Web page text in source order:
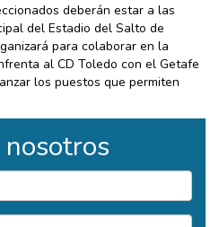
deberán estar a las
del Estadio del Salto de
para colaborar en la
al CD Toledo con el Getafe
los puestos que permiten